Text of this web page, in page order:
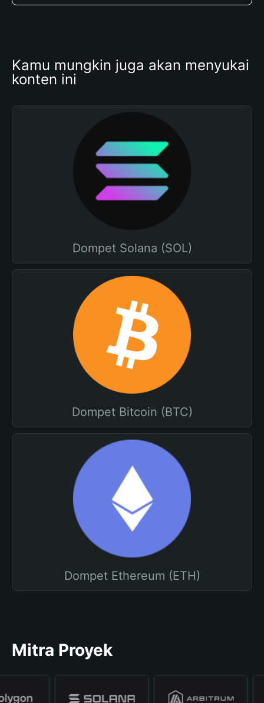
Kamu mungkin juga akan menyukai
konten ini
Dompet Solana (SOL)
Dompet Bitcoin (BTC)
Dompet Ethereum (ETH)
Mitra Proyek